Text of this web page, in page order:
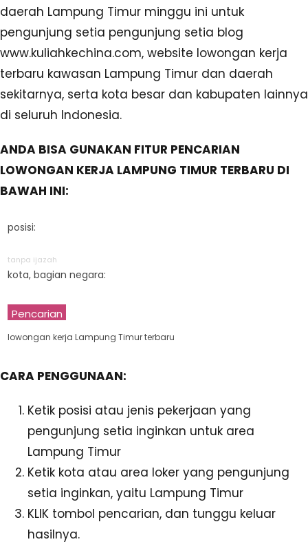
daerah Lampung Timur minggu ini untuk
pengunjung setia pengunjung setia blog
www.kuliahkechina.com, website lowongan kerja
terbaru kawasan Lampung Timur dan daerah
sekitarnya, serta kota besar dan kabupaten lainnya
di seluruh Indonesia.
ANDA BISA GUNAKAN FITUR PENCARIAN
LOWONGAN KERJA LAMPUNG TIMUR TERBARU DI
BAWAH INI:
posisi:
tanpa ijazah
kota, bagian negara:
Pencarian
lowongan kerja Lampung Timur terbaru
CARA PENGGUNAAN:
Ketik posisi atau jenis pekerjaan yang
pengunjung setia inginkan untuk area
Lampung Timur
Ketik kota atau area loker yang pengunjung
setia inginkan, yaitu Lampung Timur
KLIK tombol pencarian, dan tunggu keluar
hasilnya.